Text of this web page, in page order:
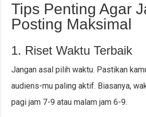
Tips Penting Agar
Posting Maksimal
1. Riset Waktu Terbaik
Jangan asal pilih waktu. Pastikan
audiens-mu paling aktif. Biasanya,
pagi jam 7-9 atau malam jam 6-9.